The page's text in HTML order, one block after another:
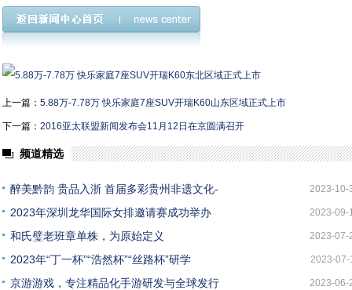
上一篇： 5.88万-7.78万 快乐家庭7座SUV开瑞K60山东区域正式上市
下一篇： 2016亚太联盟新闻发布会11月12日在京圆满召开
频道精选
醉美黔韵 贵品入浙 首届多彩贵州非遗文化- 2023-10-
2023年深圳龙华国际女排邀请赛成功举办 2023-09-
和氏璧老班章单株，为原始定义 2023-07-
2023年“丁一杯”“浩然杯”“丝路杯”研学 2023-07-
京游游戏，专注精品化手游研发与全球发行 2023-06-